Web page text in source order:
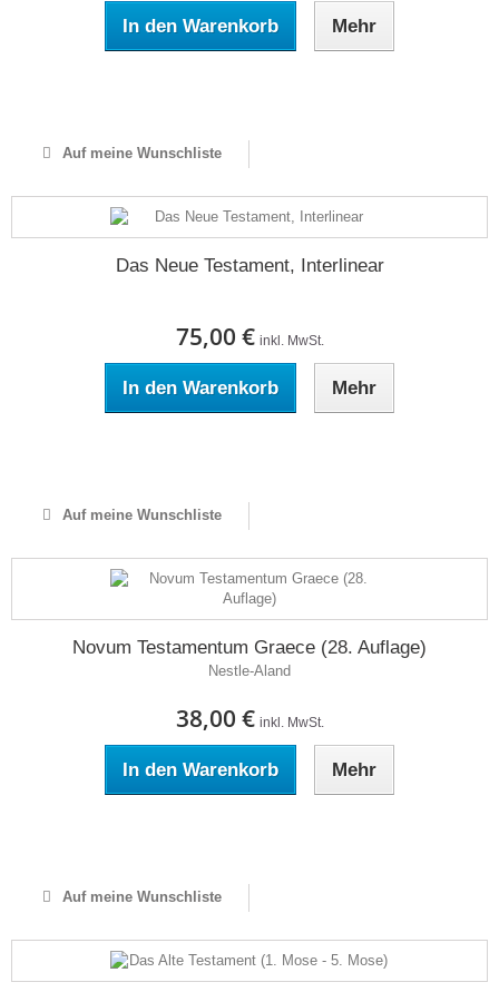
In den Warenkorb Mehr
Auf meine Wunschliste
Das Neue Testament, Interlinear
75,00 € inkl. MwSt.
In den Warenkorb Mehr
Auf meine Wunschliste
Novum Testamentum Graece (28. Auflage)
Nestle-Aland
38,00 € inkl. MwSt.
In den Warenkorb Mehr
Auf meine Wunschliste